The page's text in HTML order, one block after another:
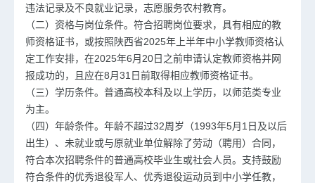
违法记录及不良就业记录，志愿服务农村教育。
（二）资格与岗位条件。符合招聘岗位要求，具有相应的教
师资格证书，或按照陕西省2025年上半年中小学教师资格认
定工作安排，在2025年6月20日之前申请认定教师资格并网
报成功的，且应在8月31日前取得相应教师资格证书。
（三）学历条件。普通高校本科及以上学历，以师范类专业
为主。
（四）年龄条件。年龄不超过32周岁（1993年5月1日及以后
出生）、未就业或与原就业单位解除了劳动（聘用）合同，
符合本次招聘条件的普通高校毕业生或社会人员。支持鼓励
符合条件的优秀退役军人、优秀退役运动员到中小学任教，